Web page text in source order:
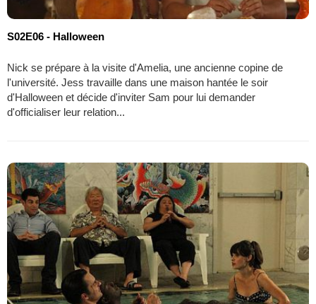
S02E06 - Halloween
Nick se prépare à la visite d'Amelia, une ancienne copine de
l'université. Jess travaille dans une maison hantée le soir
d'Halloween et décide d'inviter Sam pour lui demander
d'officialiser leur relation...